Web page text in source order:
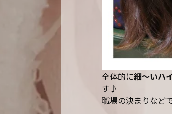
全体的に細～いハ
す♪
職場の決まりなど